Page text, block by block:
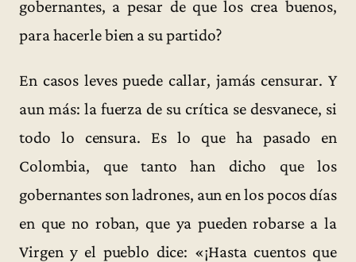
gobernantes, a pesar de que los crea buenos,
para hacerle bien a su partido?
En casos leves puede callar, jamás censurar. Y
aun más: la fuerza de su crítica se desvanece, si
todo lo censura. Es lo que ha pasado en
Colombia, que tanto han dicho que los
gobernantes son ladrones, aun en los pocos días
en que no roban, que ya pueden robarse a la
Virgen y el pueblo dice: «¡Hasta cuentos que